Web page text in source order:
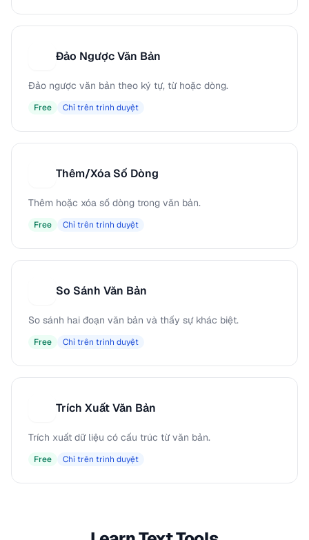
Đảo Ngược Văn Bản
Đảo ngược văn bản theo ký tự, từ hoặc dòng.
Free Chỉ trên trình duyệt
Thêm/Xóa Số Dòng
Thêm hoặc xóa số dòng trong văn bản.
Free Chỉ trên trình duyệt
So Sánh Văn Bản
So sánh hai đoạn văn bản và thấy sự khác biệt.
Free Chỉ trên trình duyệt
Trích Xuất Văn Bản
Trích xuất dữ liệu có cấu trúc từ văn bản.
Free Chỉ trên trình duyệt